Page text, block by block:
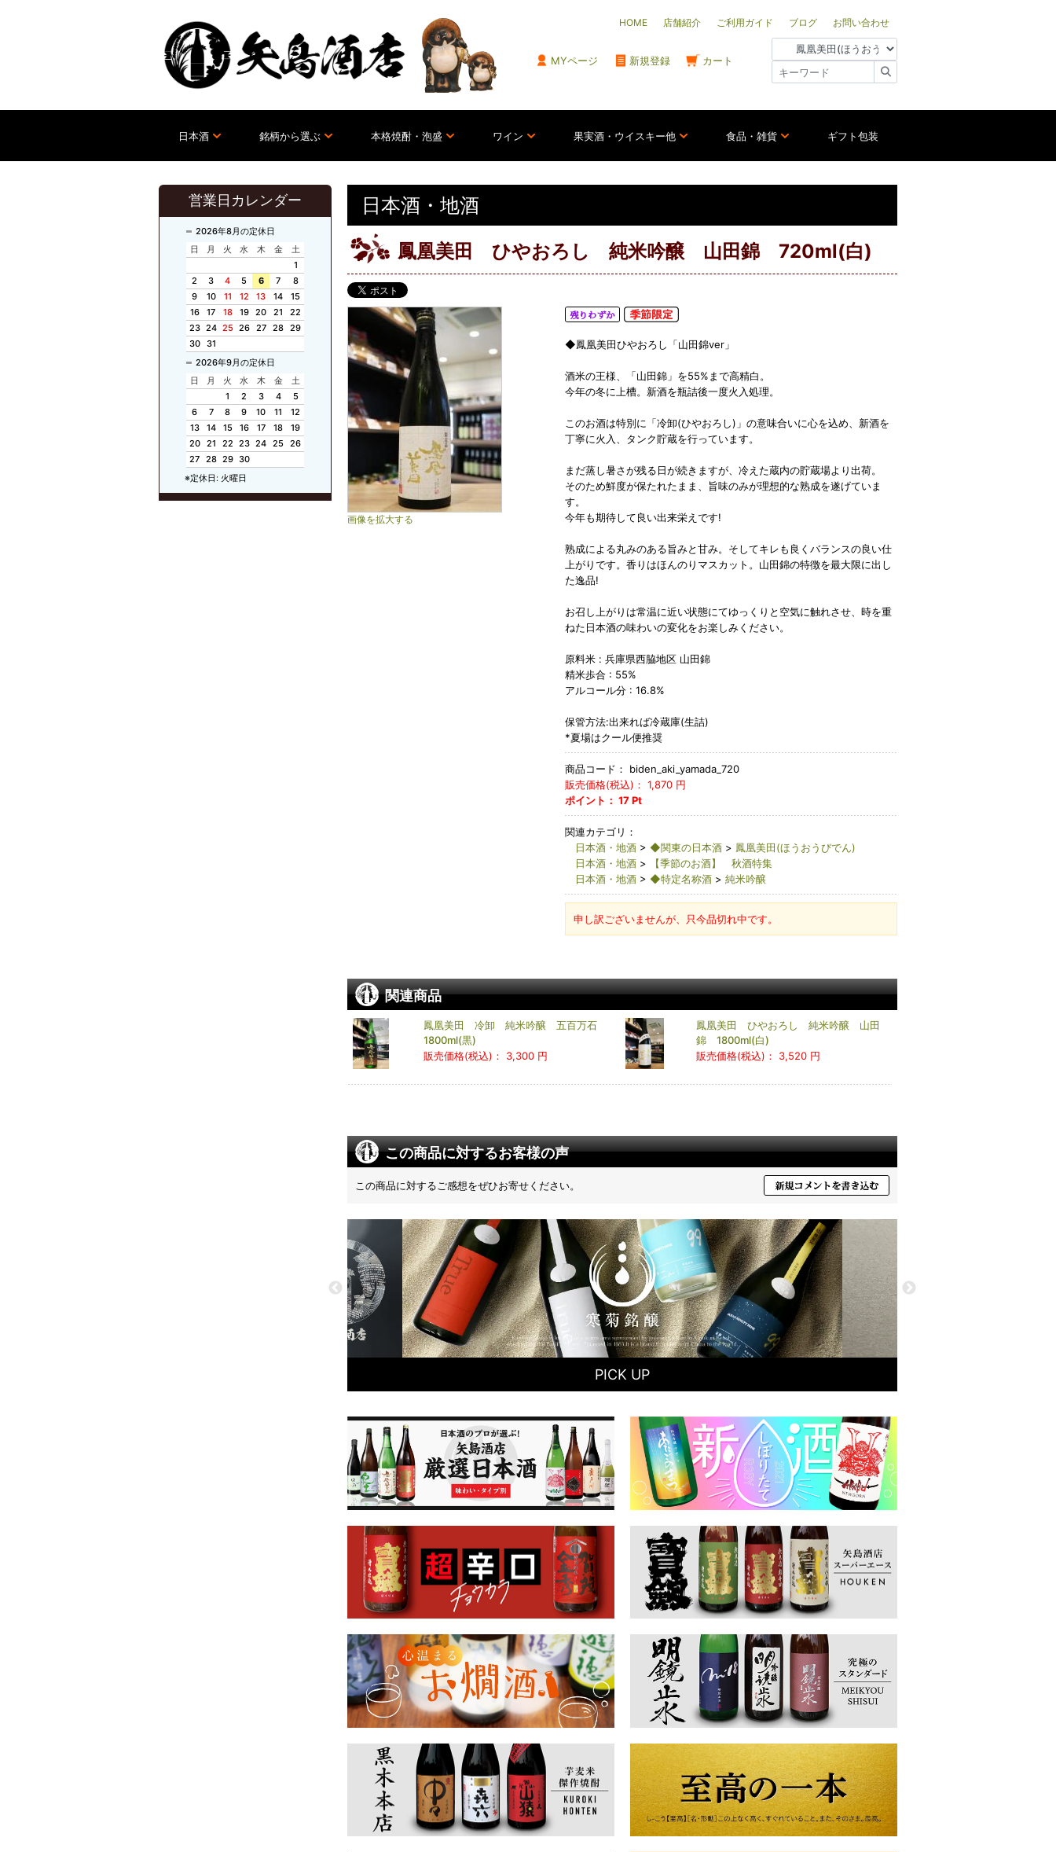
HOME 店舗紹介 ご利用ガイド ブログ お問い合わせ
MYページ 新規登録 カート
日本酒 銘柄から選ぶ 本格焼酎・泡盛 ワイン 果実酒・ウイスキー他 食品・雑貨 ギフト包装
営業日カレンダー
2026年8月の定休日
日
月 火 水 木 金
土
1
2
3 4 5 6 7
8
9
10 11 12 13 14
15
16
17 18 19 20 21
22
23 24 25 26 27 28 29
30
31
2026年9月の定休日
日
月 火 水 木 金
土
1
2 3 4
5
6
7 8 9 10 11
12
13
14 15 16 17 18
19
20
21 22 23 24 25 26
27 28 29 30
※定休日: 火曜日
日本酒・地酒
鳳凰美田 ひやおろし 純米吟醸 山田錦 720ml(白)
画像を拡大する
◆鳳凰美田ひやおろし「山田錦ver」
酒米の王様、「山田錦」を55%まで高精白。
今年の冬に上槽。新酒を瓶詰後一度火入処理。
このお酒は特別に「冷卸(ひやおろし)」の意味合いに心を込め、新酒を
丁寧に火入、タンク貯蔵を行っています。
まだ蒸し暑さが残る日が続きますが、冷えた蔵内の貯蔵場より出荷。
そのため鮮度が保たれたまま、旨味のみが理想的な熟成を遂げていま
す。
今年も期待して良い出来栄えです!
熟成による丸みのある旨みと甘み。そしてキレも良くバランスの良い仕
上がりです。香りはほんのりマスカット。山田錦の特徴を最大限に出し
た逸品!
お召し上がりは常温に近い状態にてゆっくりと空気に触れさせ、時を重
ねた日本酒の味わいの変化をお楽しみください。
原料米 : 兵庫県西脇地区 山田錦
精米歩合 : 55%
アルコール分 : 16.8%
保管方法:出来れば冷蔵庫(生詰)
*夏場はクール便推奨
商品コード：
biden_aki_yamada_720
販売価格(税込)： 1,870円
ポイント： 17Pt
関連カテゴリ：
日本酒・地酒> ◆関東の日本酒> 鳳凰美田(ほうおうびでん)
日本酒・地酒>
【季節のお酒】 秋酒特集
日本酒・地酒> ◆特定名称酒> 純米吟醸
申し訳ございませんが、只今品切れ中です。
関連商品
鳳凰美田 冷卸 純米吟醸 五百万石
1800ml(黒)
販売価格(税込)：
3,300 円
鳳凰美田 ひやおろし 純米吟醸 山田
錦 1800ml(白)
販売価格(税込)：
3,520 円
この商品に対するお客様の声
この商品に対するご感想をぜひお寄せください。
PICK UP